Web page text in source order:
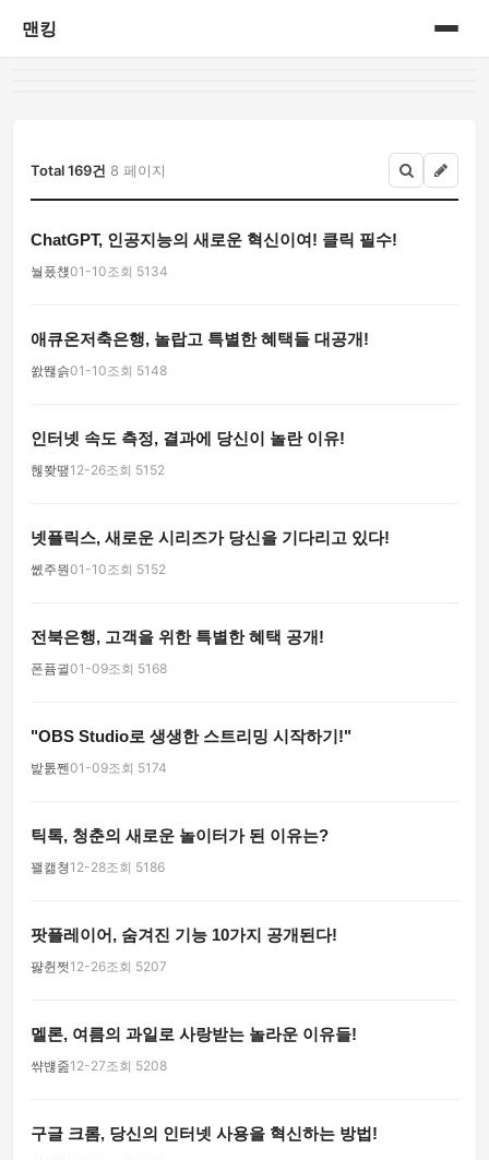
맨킹
Total 169건 8 페이지
ChatGPT, 인공지능의 새로운 혁신이여! 클릭 필수!
눨퐀첁01-10조회 5134
애큐온저축은행, 놀랍고 특별한 혜택들 대공개!
쐀뙎슭01-10조회 5148
인터넷 속도 측정, 결과에 당신이 놀란 이유!
헪쫮땦12-26조회 5152
넷플릭스, 새로운 시리즈가 당신을 기다리고 있다!
쏎주뭔01-10조회 5152
전북은행, 고객을 위한 특별한 혜택 공개!
폰퓸귈01-09조회 5168
"OBS Studio로 생생한 스트리밍 시작하기!"
밡톬쩬01-09조회 5174
틱톡, 청춘의 새로운 놀이터가 된 이유는?
꽬캚쳥12-28조회 5186
팟플레이어, 숨겨진 기능 10가지 공개된다!
퍓췬쩟 12-26조회 5207
멜론, 여름의 과일로 사랑받는 놀라운 이유들!
쌲뱮줊12-27조회 5208
구글 크롬, 당신의 인터넷 사용을 혁신하는 방법!